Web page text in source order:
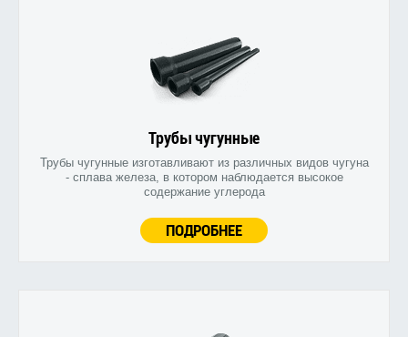
Трубы чугунные
Трубы чугунные изготавливают из различных видов чугуна
- сплава железа, в котором наблюдается высокое
содержание углерода
ПОДРОБНЕЕ